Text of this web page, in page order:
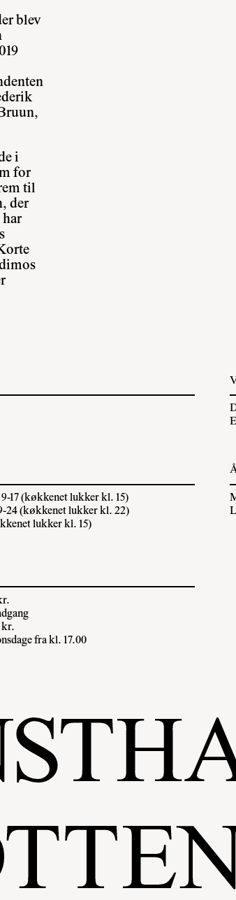
blev
i
for
til
der
har
17 (køkkenet lukker kl. 15)
24 (køkkenet lukker kl. 22)
lukker kl. 15)
kr.
fra kl. 17.00